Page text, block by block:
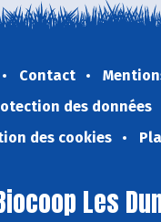
Contact
des données
des cookies
Les